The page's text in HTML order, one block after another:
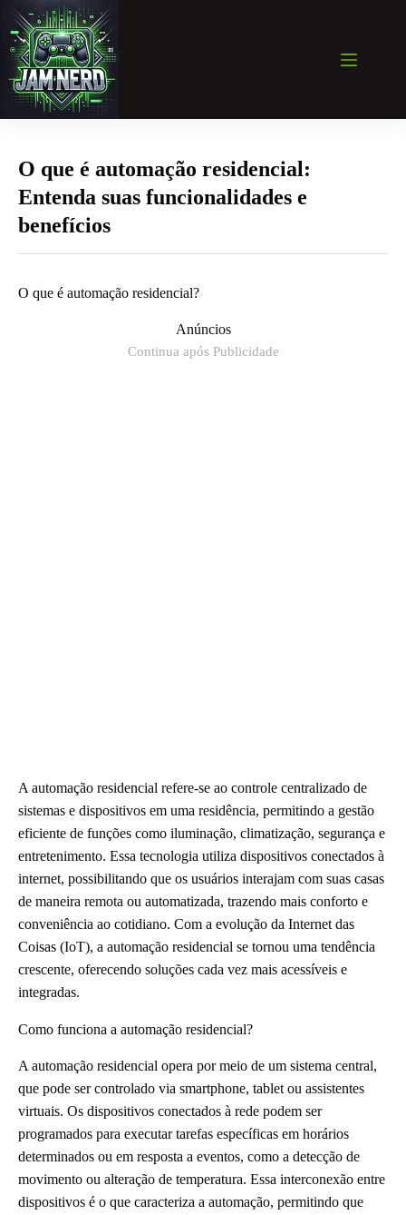
para
conteúdo
O que é automação residencial:
Entenda suas funcionalidades e
benefícios
O que é automação residencial?
Anúncios
Continua após Publicidade
A automação residencial refere-se ao controle centralizado de
sistemas e dispositivos em uma residência, permitindo a gestão
eficiente de funções como iluminação, climatização, segurança e
entretenimento. Essa tecnologia utiliza dispositivos conectados à
internet, possibilitando que os usuários interajam com suas casas
de maneira remota ou automatizada, trazendo mais conforto e
conveniência ao cotidiano. Com a evolução da Internet das
Coisas (IoT), a automação residencial se tornou uma tendência
crescente, oferecendo soluções cada vez mais acessíveis e
integradas.
Como funciona a automação residencial?
A automação residencial opera por meio de um sistema central,
que pode ser controlado via smartphone, tablet ou assistentes
virtuais. Os dispositivos conectados à rede podem ser
programados para executar tarefas específicas em horários
determinados ou em resposta a eventos, como a detecção de
movimento ou alteração de temperatura. Essa interconexão entre
dispositivos é o que caracteriza a automação, permitindo que